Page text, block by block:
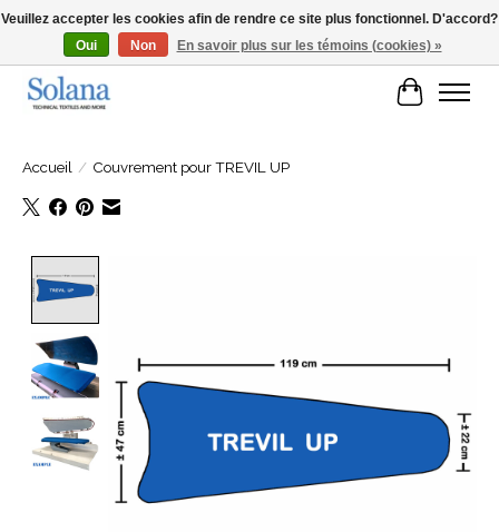
Site Web pour clients professionels
Panier
Accueil / Couvrement pour TREVIL UP
Veuillez accepter les cookies afin de rendre ce site plus fonctionnel. D'accord?
Oui
Non En savoir plus sur les témoins (cookies) »